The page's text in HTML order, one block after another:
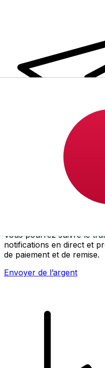
Transferts d'argent
Vous pourrez suivre le
notifications en direct et
de paiement et de remise.
Envoyer de l’argent